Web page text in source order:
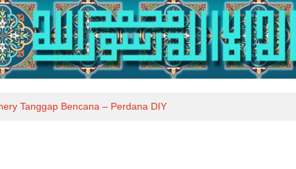
Tanggap Bencana – Perdana DIY